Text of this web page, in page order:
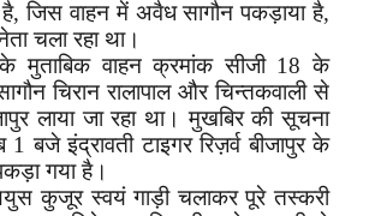
जिस वाहन में अवैध सागौन पकड़ाया है,
चला रहा था।
के मुताबिक वाहन क्रमांक सीजी 18 के
चिरान रालापाल और चिन्तकवाली से
लाया जा रहा था। मुखबिर की सूचना
1 बजे इंद्रावती टाइगर रिज़र्व बीजापुर के
पकड़ा गया है।
कुजूर स्वयं गाड़ी चलाकर पूरे तस्करी